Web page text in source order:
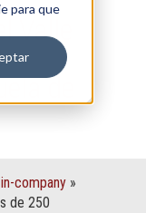
para que
Valle
de
company »
de 250